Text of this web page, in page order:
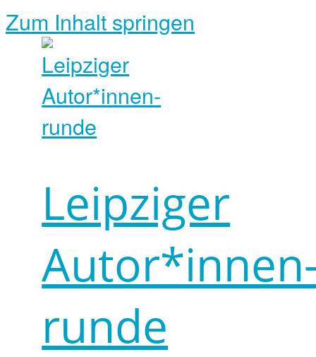
Zum Inhalt springen
Leipziger
runde